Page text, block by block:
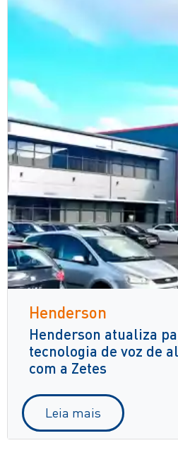
Henderson
Henderson atualiza
tecnologia de voz de
com a Zetes
Leia mais